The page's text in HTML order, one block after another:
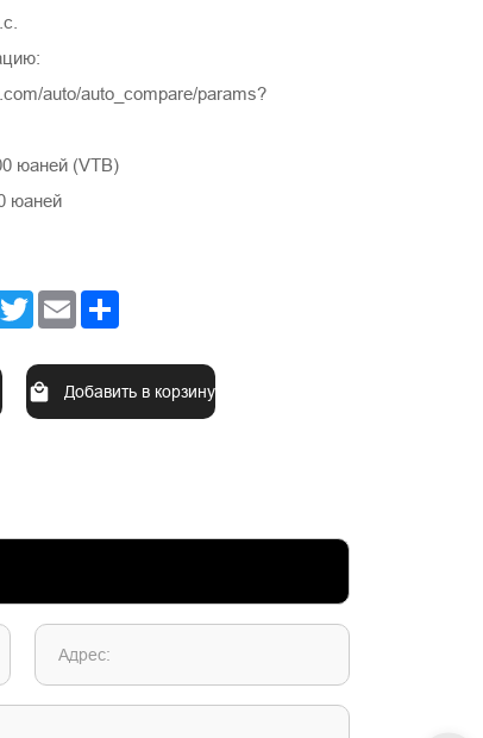
auto/auto_compare/params?
юаней (VTB)
юаней
TwitterEmail
Добавить в корзину
Адрес: